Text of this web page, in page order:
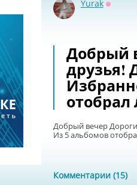
Yurak
Добрый
друзья!
Добрый вечер
Из 5 альбомов
Комментарии (15)